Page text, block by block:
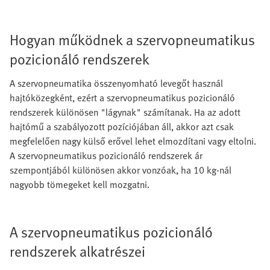
Hogyan működnek a szervopneumatikus
pozicionáló rendszerek
A szervopneumatika összenyomható levegőt használ
hajtóközegként, ezért a szervopneumatikus pozicionáló
rendszerek különösen "lágynak" számítanak. Ha az adott
hajtómű a szabályozott pozíciójában áll, akkor azt csak
megfelelően nagy külső erővel lehet elmozdítani vagy eltolni.
A szervopneumatikus pozicionáló rendszerek ár
szempontjából különösen akkor vonzóak, ha 10 kg-nál
nagyobb tömegeket kell mozgatni.
A szervopneumatikus pozicionáló
rendszerek alkatrészei